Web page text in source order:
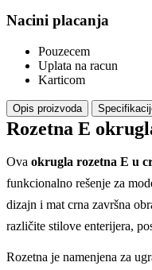
Nacini placanja
Pouzecem
Uplata na racun
Karticom
Opis proizvoda
Rozetna E
Ova okrugla rozetna E u
funkcionalno rešenje za
dizajn i mat crna završna
različite stilove enterijera,
Rozetna je namenjena za